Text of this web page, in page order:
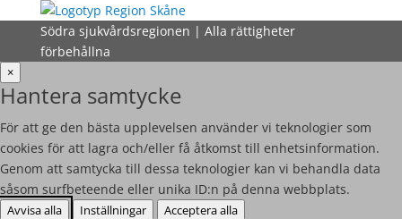
Södra sjukvårdsregionen | Alla rättigheter
förbehållna
×
Hantera samtycke
För att ge den bästa upplevelsen använder vi teknologier som
cookies för att lagra och/eller få åtkomst till enhetsinformation.
Genom att samtycka till dessa teknologier kan vi behandla data
såsom surfbeteende eller unika ID:n på denna webbplats.
Avvisa alla Inställningar
Acceptera alla